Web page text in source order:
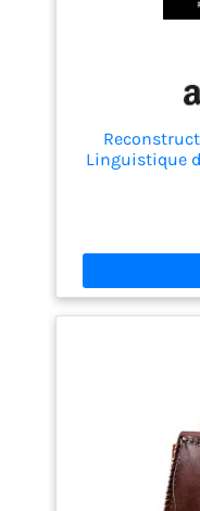
Linguistique